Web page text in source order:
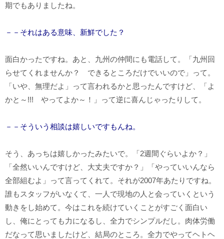
期でもありましたね。
－－それはある意味、新鮮でした？
面白かったですね。あと、九州の仲間にも電話して。「九州回
らせてくれませんか？ できるところだけでいいので」って。
「いや、無理だよ」って言われるかと思ったんですけど、「よ
かと～!!! やってよか～！」って逆に喜んじゃったりして。
－－そういう相談は嬉しいですもんね。
そう、あっちは嬉しかったみたいで。「2週間ぐらいよか？」
「全然いいんですけど、大丈夫ですか？」「やっていいんなら
全部組むよ」って言ってくれて。それが2007年あたりですね。
誰もスタッフがいなくて、一人で現地の人と会っていくという
動きをし始めて。今はこれを続けていくことがすごく面白い
し、俺にとっても力になるし、全力でシンプルだし。肉体労働
だなって思いましたけど、結局のところ。全力でやってヘトヘ